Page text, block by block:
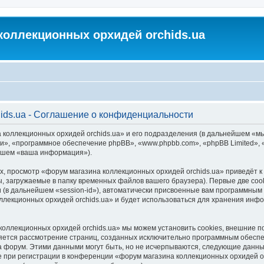
орхидей orchids.ua
- Соглашение о конфиденциальности
орхидей orchids.ua» и его подразделения (в дальнейшем
«программное обеспечение phpBB», «www.phpbb.com», «phpBB
«ваша информация»).
«форум магазина коллекционных орхидей orchids.ua» приведёт
в папку временных файлов вашего браузера). Первые две
дальнейшем «session-id»), автоматически присвоенные вам
орхидей orchids.ua» и будет использоваться для хранения
орхидей orchids.ua» мы можем установить cookies, внешние
рассмотрение страниц, созданных исключительно программным
Этими данными могут быть, но не исчерпываются, следующие
регистрации в конференции «форум магазина коллекционных орхидей